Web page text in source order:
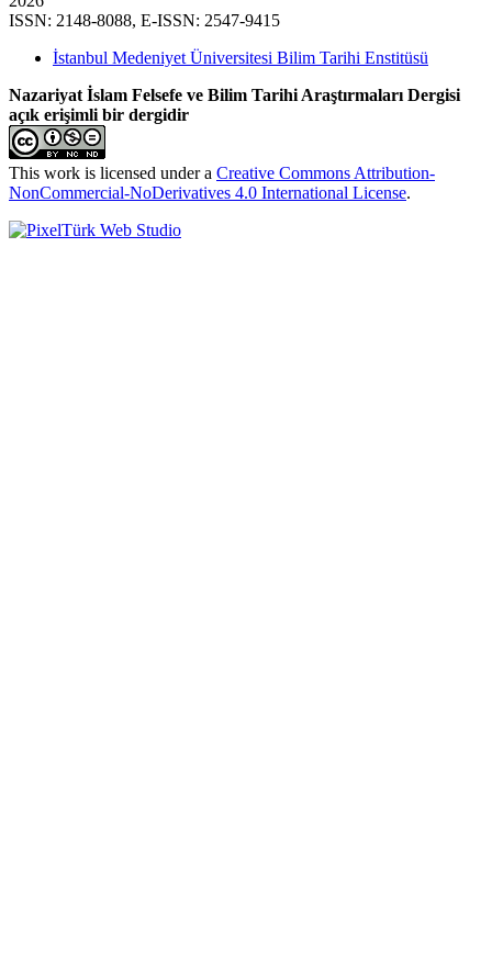
ISSN: 2148-8088, E-ISSN: 2547-9415
İstanbul Medeniyet Üniversitesi Bilim Tarihi Enstitüsü
Nazariyat İslam Felsefe ve Bilim Tarihi Araştırmaları Dergisi
açık erişimli bir dergidir
This work is licensed under a Creative Commons Attribution-
NonCommercial-NoDerivatives 4.0 International License.